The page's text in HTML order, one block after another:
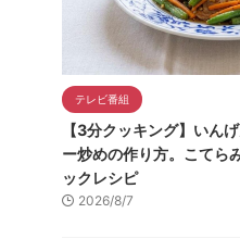
テレビ番組
【3分クッキング】いん
ー炒めの作り方。こてら
ックレシピ
2026/8/7